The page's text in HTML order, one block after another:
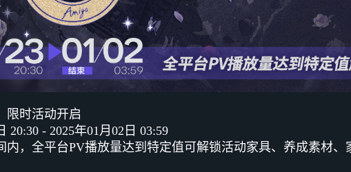
限时活动开启
20:30 - 2025年01月02日 03:59
内，全平台PV播放量达到特定值可解锁活动家具、养成素材、